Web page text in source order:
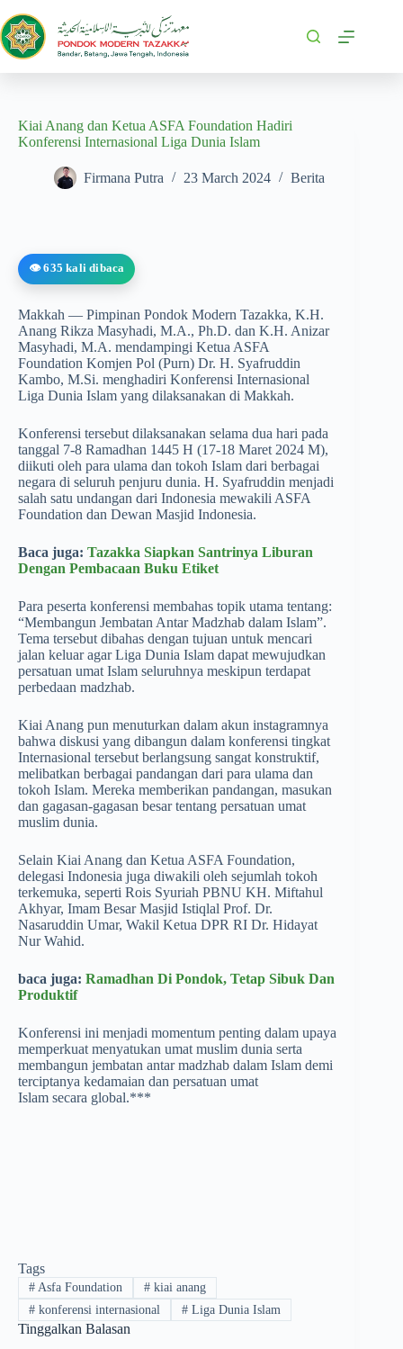
Kiai Anang dan Ketua ASFA Foundation Hadiri
Konferensi Internasional Liga Dunia Islam
Firmana Putra 23 March 2024 Berita
👁️ 635 kali dibaca
Makkah — Pimpinan Pondok Modern Tazakka, K.H.
Anang Rikza Masyhadi, M.A., Ph.D. dan K.H. Anizar
Masyhadi, M.A. mendampingi Ketua ASFA
Foundation Komjen Pol (Purn) Dr. H. Syafruddin
Kambo, M.Si. menghadiri Konferensi Internasional
Liga Dunia Islam yang dilaksanakan di Makkah.
Konferensi tersebut dilaksanakan selama dua hari pada
tanggal 7-8 Ramadhan 1445 H (17-18 Maret 2024 M),
diikuti oleh para ulama dan tokoh Islam dari berbagai
negara di seluruh penjuru dunia. H. Syafruddin menjadi
salah satu undangan dari Indonesia mewakili ASFA
Foundation dan Dewan Masjid Indonesia.
Baca juga: Tazakka Siapkan Santrinya Liburan
Dengan Pembacaan Buku Etiket
Para peserta konferensi membahas topik utama tentang:
“Membangun Jembatan Antar Madzhab dalam Islam”.
Tema tersebut dibahas dengan tujuan untuk mencari
jalan keluar agar Liga Dunia Islam dapat mewujudkan
persatuan umat Islam seluruhnya meskipun terdapat
perbedaan madzhab.
Kiai Anang pun menuturkan dalam akun instagramnya
bahwa diskusi yang dibangun dalam konferensi tingkat
Internasional tersebut berlangsung sangat konstruktif,
melibatkan berbagai pandangan dari para ulama dan
tokoh Islam. Mereka memberikan pandangan, masukan
dan gagasan-gagasan besar tentang persatuan umat
muslim dunia.
Selain Kiai Anang dan Ketua ASFA Foundation,
delegasi Indonesia juga diwakili oleh sejumlah tokoh
terkemuka, seperti Rois Syuriah PBNU KH. Miftahul
Akhyar, Imam Besar Masjid Istiqlal Prof. Dr.
Nasaruddin Umar, Wakil Ketua DPR RI Dr. Hidayat
Nur Wahid.
baca juga: Ramadhan Di Pondok, Tetap Sibuk Dan
Produktif
Konferensi ini menjadi momentum penting dalam upaya
memperkuat menyatukan umat muslim dunia serta
membangun jembatan antar madzhab dalam Islam demi
terciptanya kedamaian dan persatuan umat
Islam secara global.***
Tags
#Asfa Foundation #kiai anang
#konferensi internasional #Liga Dunia Islam
Tinggalkan Balasan